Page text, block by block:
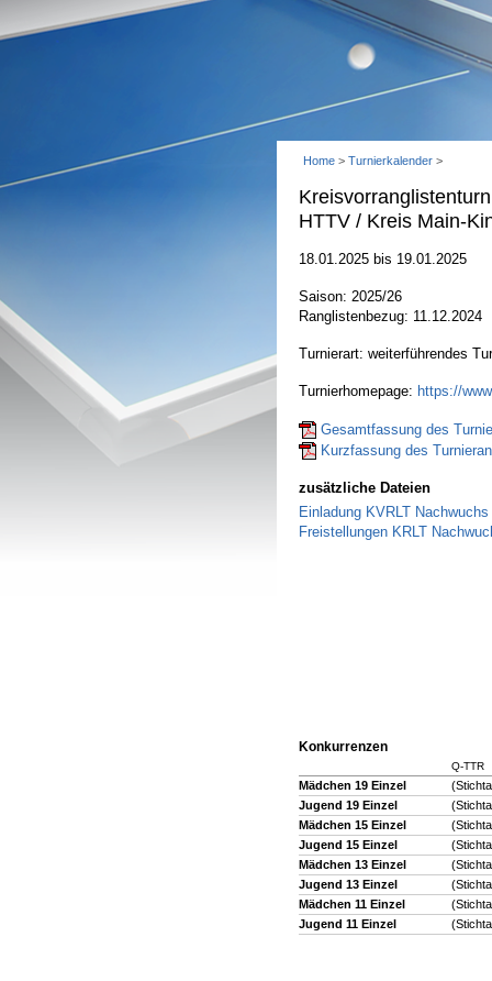
Home > Turnierkalender >
HTTV / Kreis Main-
18.01.2025 bis 19.01.2025
Saison: 2025/26
Ranglistenbezug: 11.12.2024
Turnierart: weiterführendes
Turnierhomepage: https://
Gesamtfassung des
Kurzfassung des
zusätzliche Dateien
Einladung KVRLT
Freistellungen KRLT
Konkurrenzen
Q-TTR
Mädchen 19 Einzel
Jugend 19 Einzel
Mädchen 15 Einzel
Jugend 15 Einzel
Mädchen 13 Einzel
Jugend 13 Einzel
Mädchen 11 Einzel
Jugend 11 Einzel